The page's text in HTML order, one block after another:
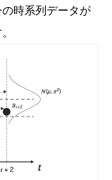
時系列データが